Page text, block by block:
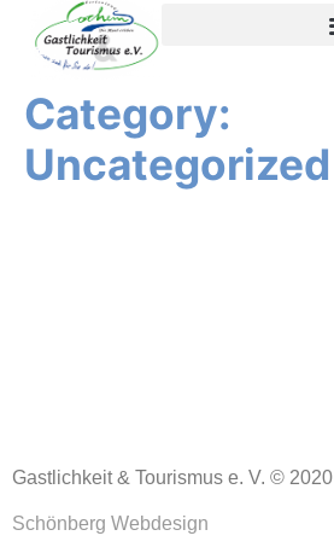
content
Category:
Uncategorized
Gastlichkeit & Tourismus e. V. © 2020
Schönberg Webdesign